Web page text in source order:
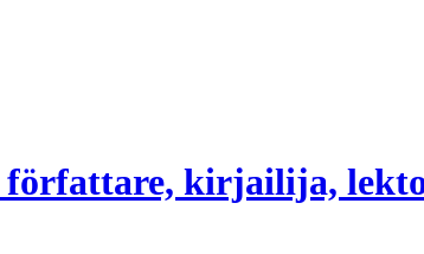
författare, kirjailija,